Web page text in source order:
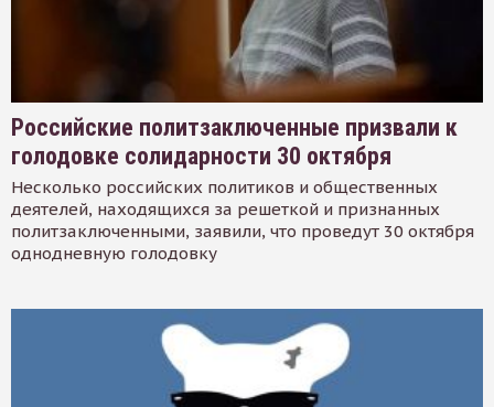
Российские политзаключенные призвали к
голодовке солидарности 30 октября
Несколько российских политиков и общественных
деятелей, находящихся за решеткой и признанных
политзаключенными, заявили, что проведут 30 октября
однодневную голодовку